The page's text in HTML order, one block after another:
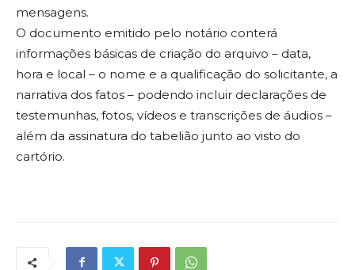
mensagens.
O documento emitido pelo notário conterá
informações básicas de criação do arquivo – data,
hora e local – o nome e a qualificação do solicitante, a
narrativa dos fatos – podendo incluir declarações de
testemunhas, fotos, vídeos e transcrições de áudios –
além da assinatura do tabelião junto ao visto do
cartório.